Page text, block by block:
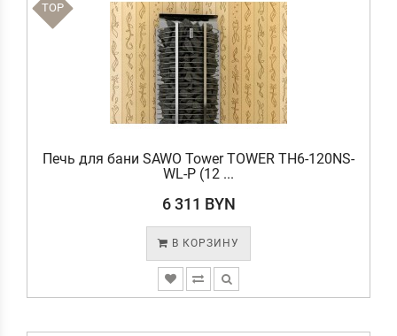
TOP
Печь для бани SAWO Tower TOWER TH6-120NS-
WL-P (12 ...
6 311 BYN
В КОРЗИНУ